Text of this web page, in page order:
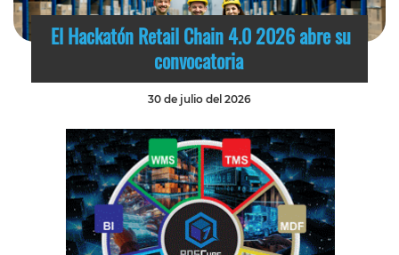
El Hackatón Retail Chain 4.0 2026 abre su
convocatoria
30 de julio del 2026